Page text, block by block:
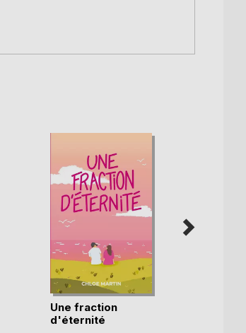
Une fraction
d'éternité